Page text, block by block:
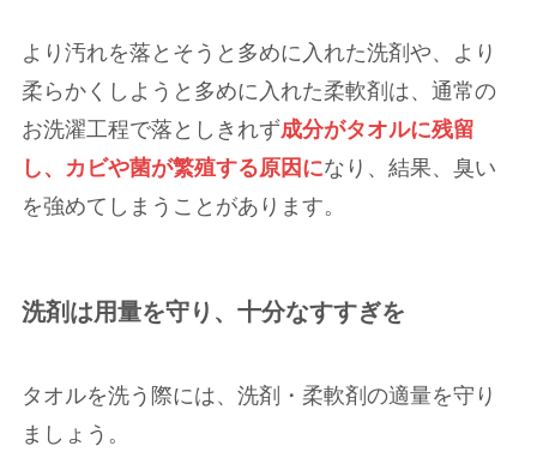
より汚れを落とそうと多めに入れた洗剤や、より
柔らかくしようと多めに入れた柔軟剤は、通常の
お洗濯工程で落としきれず成分がタオルに残留
し、カビや菌が繁殖する原因になり、結果、臭い
を強めてしまうことがあります。
洗剤は用量を守り、十分なすすぎを
タオルを洗う際には、洗剤・柔軟剤の適量を守り
ましょう。